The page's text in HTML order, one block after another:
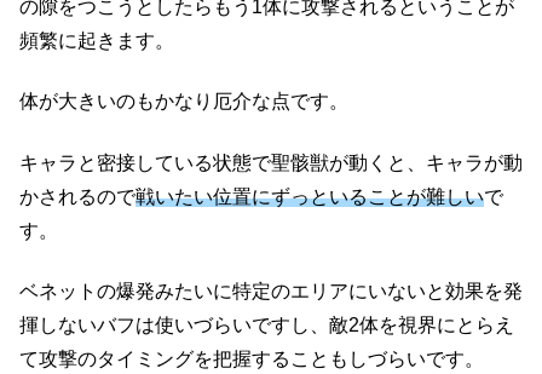
の隙をつこうとしたらもう1体に攻撃されるということが
頻繁に起きます。
体が大きいのもかなり厄介な点です。
キャラと密接している状態で聖骸獣が動くと、キャラが動
かされるので戦いたい位置にずっといることが難しいで
す。
ベネットの爆発みたいに特定のエリアにいないと効果を発
揮しないバフは使いづらいですし、敵2体を視界にとらえ
て攻撃のタイミングを把握することもしづらいです。